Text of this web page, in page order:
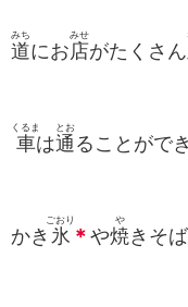
道
みち
にお店
みせ
がたくさん
車
くるま
は通
とお
ることがで
かき 氷
ごおり
＊ や焼
や
きそば